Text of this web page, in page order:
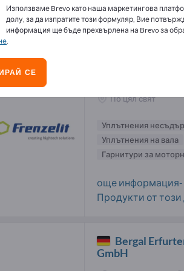
прежди
По цял свят
Уплътнения
Уплътнения на вала
Гарнитури за
още информация-
Продукти от този
Bergal
GmbH
Използваме Brevo като наша маркетингова
долу, за да изпратите този формуляр, Вие
информация ще бъде прехвърлена на Brevo за
.
СЕ